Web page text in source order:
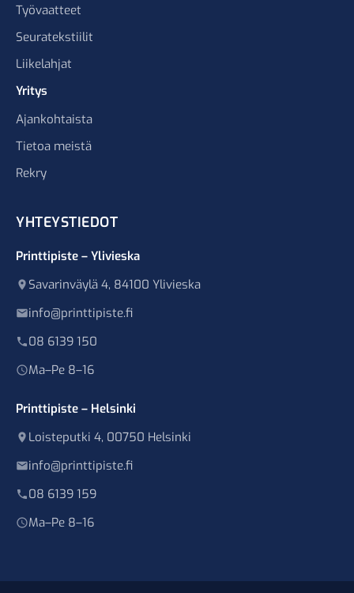
Työvaatteet
Seuratekstiilit
Liikelahjat
Yritys
Ajankohtaista
Tietoa meistä
Rekry
YHTEYSTIEDOT
Printtipiste – Ylivieska
Savarinväylä 4, 84100 Ylivieska
info@printtipiste.fi
08 6139 150
Ma–Pe 8–16
Printtipiste – Helsinki
Loisteputki 4, 00750 Helsinki
info@printtipiste.fi
08 6139 159
Ma–Pe 8–16